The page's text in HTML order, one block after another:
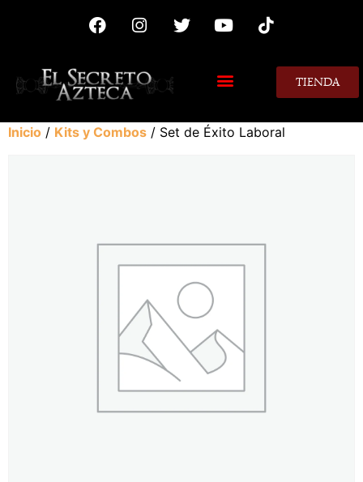
TIENDA
Inicio / Kits y Combos / Set de Éxito Laboral